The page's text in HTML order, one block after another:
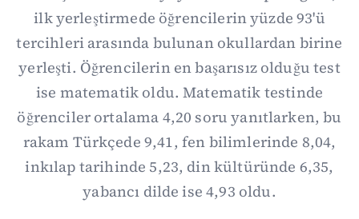
ilk yerleştirmede öğrencilerin yüzde 93'ü
tercihleri arasında bulunan okullardan birine
yerleşti. Öğrencilerin en başarısız olduğu test
ise matematik oldu. Matematik testinde
öğrenciler ortalama 4,20 soru yanıtlarken, bu
rakam Türkçede 9,41, fen bilimlerinde 8,04,
inkılap tarihinde 5,23, din kültüründe 6,35,
yabancı dilde ise 4,93 oldu.